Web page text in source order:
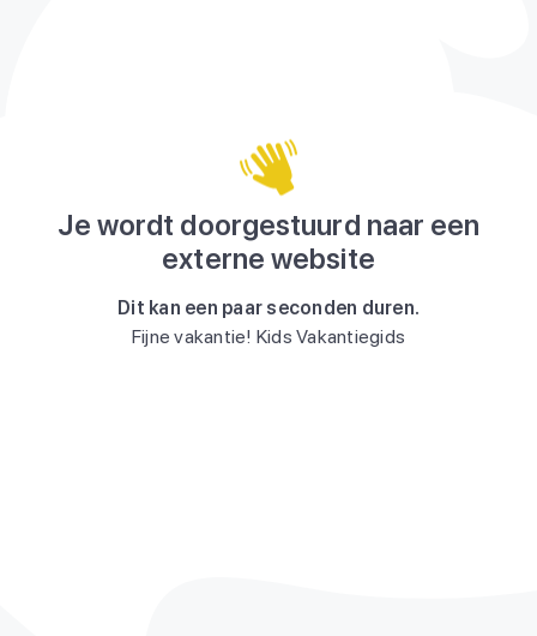
Je wordt doorgestuurd naar een
externe website
Dit kan een paar seconden duren.
Fijne vakantie! Kids Vakantiegids